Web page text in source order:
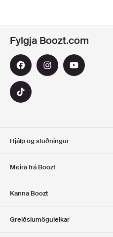
Hjálp og stuðningur
Meira frá Boozt
Club Boozt
Kanna Boozt
Fylgja Boozt.com
Greiðslumöguleikar